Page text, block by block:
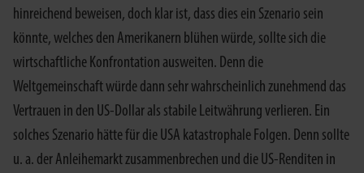
hinreichend beweisen, doch klar ist, dass dies ein Szenario sein
könnte, welches den Amerikanern blühen würde, sollte sich die
wirtschaftliche Konfrontation ausweiten. Denn die
Weltgemeinschaft würde dann sehr wahrscheinlich zunehmend das
Vertrauen in den US-Dollar als stabile Leitwährung verlieren. Ein
solches Szenario hätte für die USA katastrophale Folgen. Denn sollte
u. a. der Anleihemarkt zusammenbrechen und die US-Renditen in